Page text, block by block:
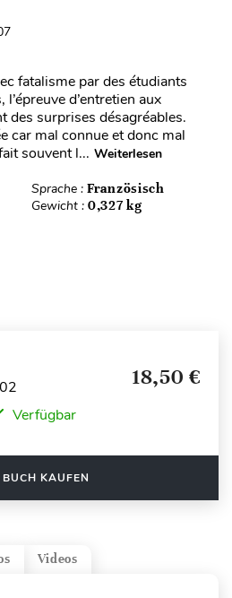
fatalisme par des étudiants
d’entretien aux
des surprises désagréables.
car mal connue et donc mal
souvent l... Weiterlesen
Sprache : Französisch
Gewicht : 0,327 kg
18,50 €
Verfügbar
BUCH KAUFEN
Videos